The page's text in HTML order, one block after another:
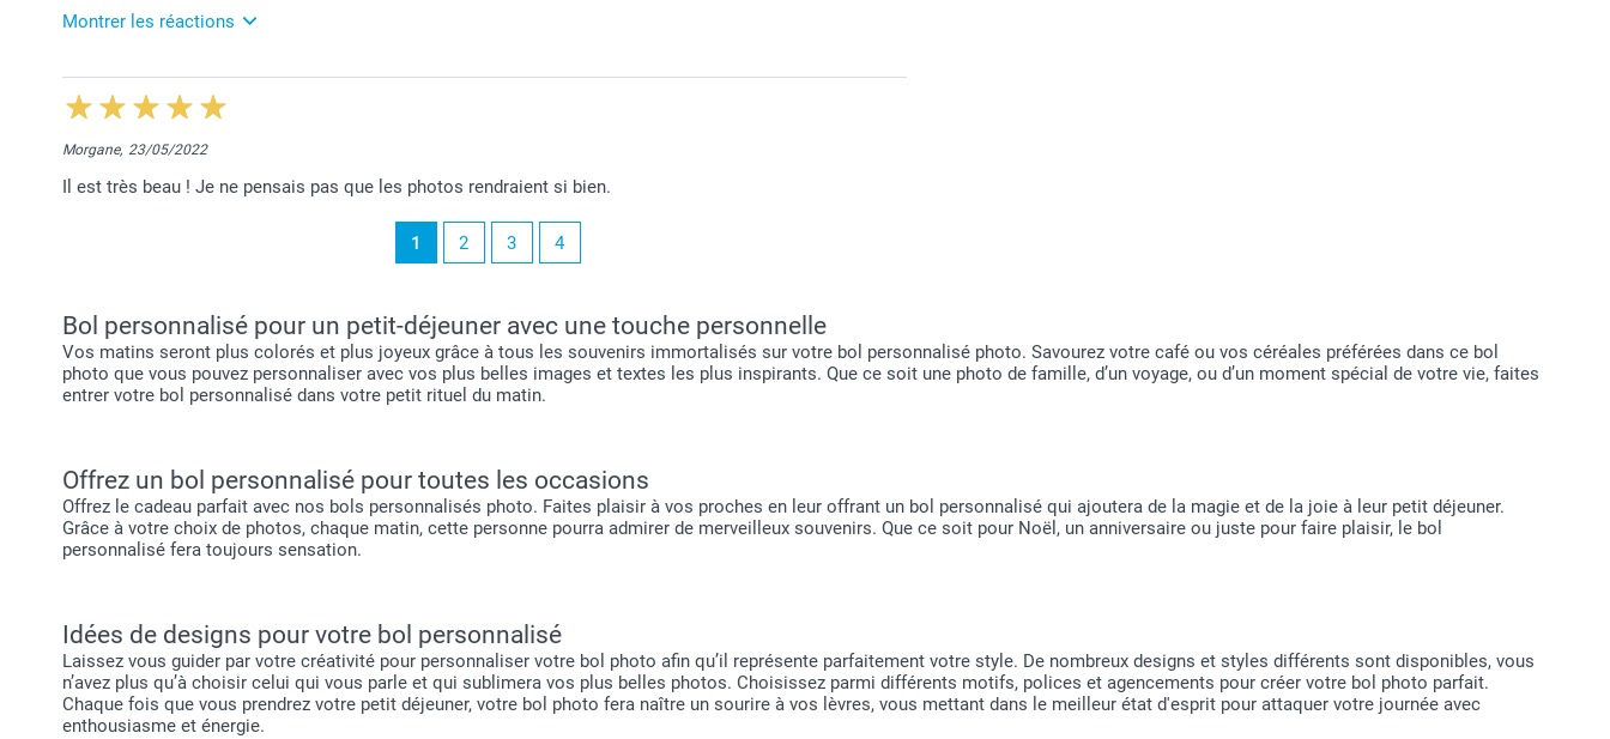
Lucie@smartphoto
Montrer les réactions
1/06/2023
11:58
Je vous remercie pour vos 5 étoiles, Bruno!
Lucie @smartphoto
Morgane, 23/05/2022
Il est très beau ! Je ne pensais pas que les photos rendraient si bien.
1 2 3 4
Bol personnalisé pour un petit-déjeuner avec une touche personnelle
Vos matins seront plus colorés et plus joyeux grâce à tous les souvenirs immortalisés sur votre bol personnalisé photo. Savourez votre café ou vos céréales préférées dans ce bol
photo que vous pouvez personnaliser avec vos plus belles images et textes les plus inspirants. Que ce soit une photo de famille, d’un voyage, ou d’un moment spécial de votre vie, faites
entrer votre bol personnalisé dans votre petit rituel du matin.
Offrez un bol personnalisé pour toutes les occasions
Offrez le cadeau parfait avec nos bols personnalisés photo. Faites plaisir à vos proches en leur offrant un bol personnalisé qui ajoutera de la magie et de la joie à leur petit déjeuner.
Grâce à votre choix de photos, chaque matin, cette personne pourra admirer de merveilleux souvenirs. Que ce soit pour Noël, un anniversaire ou juste pour faire plaisir, le bol
personnalisé fera toujours sensation.
Idées de designs pour votre bol personnalisé
Laissez vous guider par votre créativité pour personnaliser votre bol photo afin qu’il représente parfaitement votre style. De nombreux designs et styles différents sont disponibles, vous
n’avez plus qu’à choisir celui qui vous parle et qui sublimera vos plus belles photos. Choisissez parmi différents motifs, polices et agencements pour créer votre bol photo parfait.
Chaque fois que vous prendrez votre petit déjeuner, votre bol photo fera naître un sourire à vos lèvres, vous mettant dans le meilleur état d'esprit pour attaquer votre journée avec
enthousiasme et énergie.